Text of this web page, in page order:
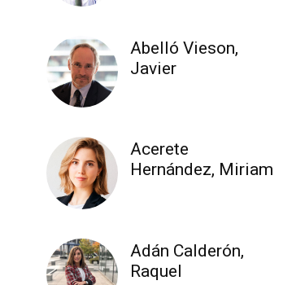
Abelló Vieson,
Javier
Acerete
Hernández, Miriam
Adán Calderón,
Raquel